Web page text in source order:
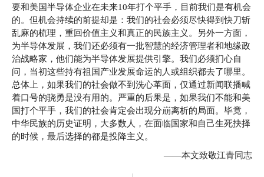
要和美国半导体企业在未来10年打个平手，目前我们是有机会
的。但机会持续的前提却是：我们的社会必须尽快得到快刀斩
乱麻的梳理，重回价值主义和真正的民族主义。另外一方面，
为半导体发展，我们还必须有一批智慧的经济管理者和地缘政
治战略家，他们能为半导体发展提供引擎。我们必须扪心自
问，当初这些持有祖国产业发展命运的人或组织都去了哪里。
总体上，如果我们的社会做不到洗心革面，仅通过新闻联播喊
着口号的骁勇是没有用的。严重的后果是，如果我们不能和美
国打个平手，我们的社会肯定会出现分崩离析的局面。毕竟，
中华民族的历史证明，大多数人，在面临国家和自己生死抉择
的时候，最后选择的都是投降主义。
——本文致敬江青同志